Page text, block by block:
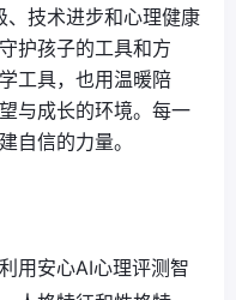
技术进步和心理健康
护孩子的工具和方
工具，也用温暖陪
与成长的环境。每一
自信的力量。
用安心AI心理评测智